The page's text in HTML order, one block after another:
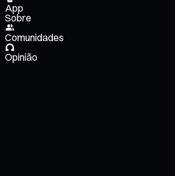
App
Sobre
Comunidades
Opinião